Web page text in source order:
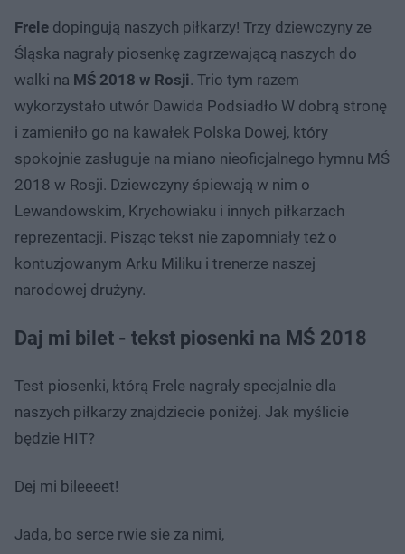
Frele dopingują naszych piłkarzy! Trzy dziewczyny ze
Śląska nagrały piosenkę zagrzewającą naszych do
walki na MŚ 2018 w Rosji. Trio tym razem
wykorzystało utwór Dawida Podsiadło W dobrą stronę
i zamieniło go na kawałek Polska Dowej, który
spokojnie zasługuje na miano nieoficjalnego hymnu MŚ
2018 w Rosji. Dziewczyny śpiewają w nim o
Lewandowskim, Krychowiaku i innych piłkarzach
reprezentacji. Pisząc tekst nie zapomniały też o
kontuzjowanym Arku Miliku i trenerze naszej
narodowej drużyny.
Daj mi bilet - tekst piosenki na MŚ 2018
Test piosenki, którą Frele nagrały specjalnie dla
naszych piłkarzy znajdziecie poniżej. Jak myślicie
będzie HIT?
Dej mi bileeeet!
Jada, bo serce rwie sie za nimi,